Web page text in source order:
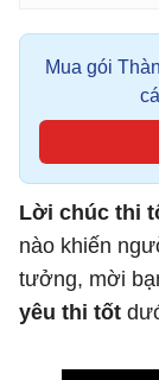
Mua gói
Lời chúc thi
nào khiến
tưởng, mời
yêu thi tốt